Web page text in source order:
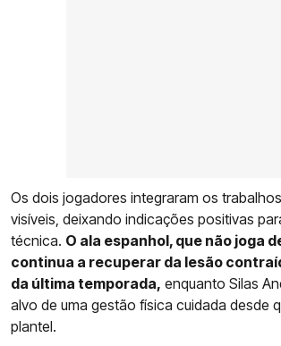
Os dois jogadores integraram os
visíveis, deixando indicações positivas
técnica. O ala espanhol, que não joga
continua a recuperar da lesão
da última temporada, enquanto Silas
alvo de uma gestão física cuidada desde
plantel.